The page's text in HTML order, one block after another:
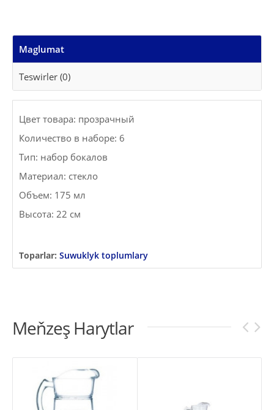
Maglumat
Teswirler (0)
Цвет товара: прозрачный
Количество в наборе: 6
Тип: набор бокалов
Материал: стекло
Объем: 175 мл
Высота: 22 см
Toparlar: Suwuklyk toplumlary
Meňzeş Harytlar